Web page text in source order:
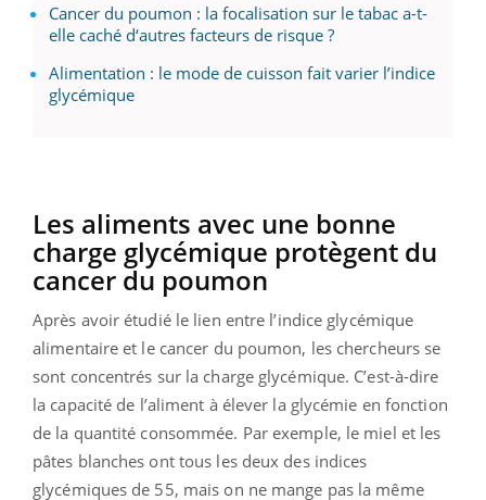
Cancer du poumon : la focalisation sur le tabac a-t-
elle caché d‘autres facteurs de risque ?
Alimentation : le mode de cuisson fait varier l’indice
glycémique
Les aliments avec une bonne
charge glycémique protègent du
cancer du poumon
Après avoir étudié le lien entre l’indice glycémique
alimentaire et le cancer du poumon, les chercheurs se
sont concentrés sur la charge glycémique. C’est-à-dire
la capacité de l’aliment à élever la glycémie en fonction
de la quantité consommée. Par exemple, le miel et les
pâtes blanches ont tous les deux des indices
glycémiques de 55, mais on ne mange pas la même